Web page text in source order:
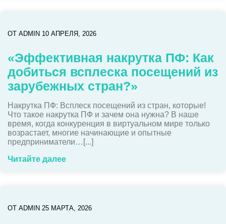
ОТ ADMIN 10 АПРЕЛЯ, 2026
«Эффективная накрутка ПФ: Как
добиться всплеска посещений из
зарубежных стран?»
Накрутка ПФ: Всплеск посещений из стран, которые!
Что такое накрутка ПФ и зачем она нужна? В наше
время, когда конкуренция в виртуальном мире только
возрастает, многие начинающие и опытные
предприниматели…[...]
Читайте далее
ОТ ADMIN 25 МАРТА, 2026